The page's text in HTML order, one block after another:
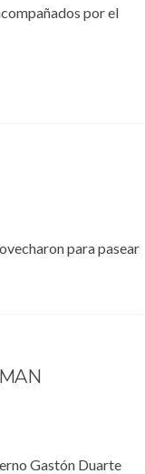
por el
para pasear
Gastón Duarte